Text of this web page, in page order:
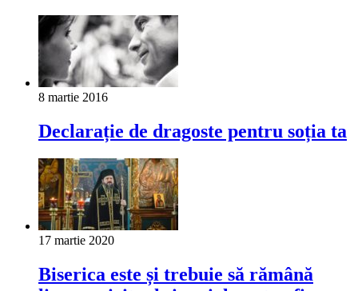
8 martie 2016
Declarație de dragoste pentru soția ta
17 martie 2020
Biserica este și trebuie să rămână